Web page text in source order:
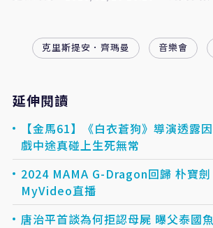
克里斯提安．齊瑪曼 音樂會
延伸閱讀
【金馬61】《白衣蒼狗》導演透露
戲中途真碰上生死無常
2024 MAMA G-Dragon回歸 朴寶
MyVideo直播
唐治平首談為何拒認母屍 曝父泰國